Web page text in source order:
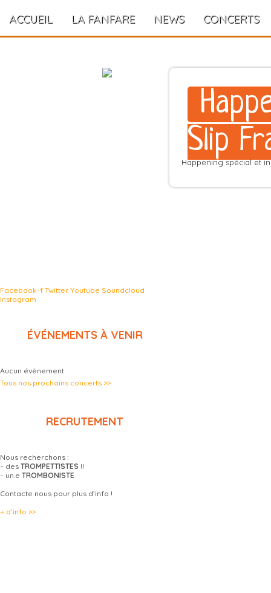
ACCUEIL LA FANFARE NEWS CONCERTS
Facebook-f Twitter Youtube Soundcloud
Instagram
ÉVÉNEMENTS À VENIR
Aucun évènement
Tous nos prochains concerts >>
RECRUTEMENT
Nous recherchons :
– des TROMPETTISTES !!
– un.e TROMBONISTE
Contacte nous pour plus d’info !
+ d’info >>
Slip
Happening spécial et